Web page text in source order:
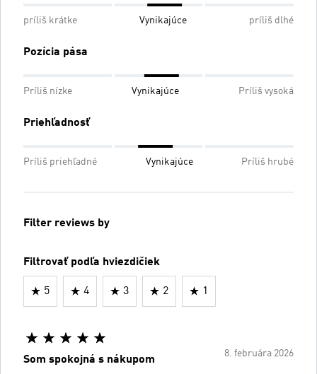
príliš krátke Vynikajúce príliš dlhé
Pozícia pása
Príliš nízke Vynikajúce Príliš vysoká
Priehľadnosť
Príliš priehľadné Vynikajúce Príliš hrubé
Filter reviews by
Filtrovať podľa hviezdičiek
5 4 3 2 1
8. februára 2026
Som spokojná s nákupom